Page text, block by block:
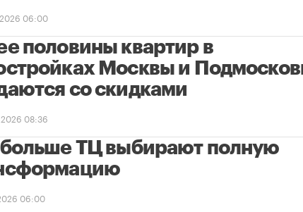
2026 06:00
половины квартир в
Москвы и
со скидками
2026 08:36
больше ТЦ выбирают полную
06:00